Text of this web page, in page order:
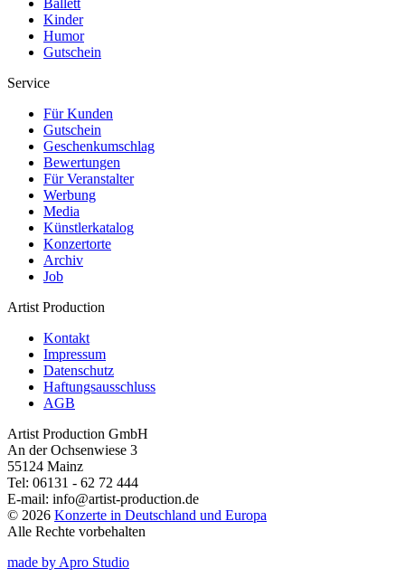
Ballett
Kinder
Humor
Gutschein
Service
Für Kunden
Gutschein
Geschenkumschlag
Bewertungen
Für Veranstalter
Werbung
Media
Künstlerkatalog
Konzertorte
Archiv
Job
Artist Production
Kontakt
Impressum
Datenschutz
Haftungsausschluss
AGB
Artist Production GmbH
An der Ochsenwiese 3
55124 Mainz
Tel: 06131 - 62 72 444
E-mail: info@artist-production.de
© 2026 Konzerte in Deutschland und Europa
Alle Rechte vorbehalten
made by Apro Studio